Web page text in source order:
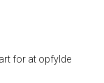
for at opfylde